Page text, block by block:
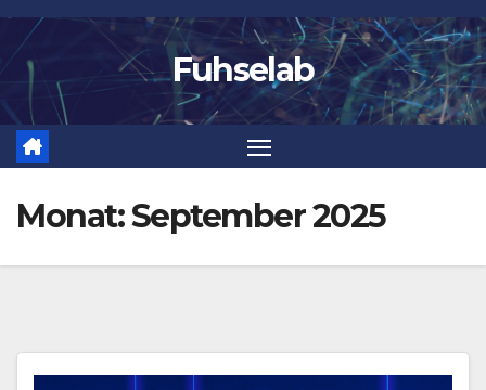
Zum
Inhalt
springen
Fuhselab
Monat:September 2025